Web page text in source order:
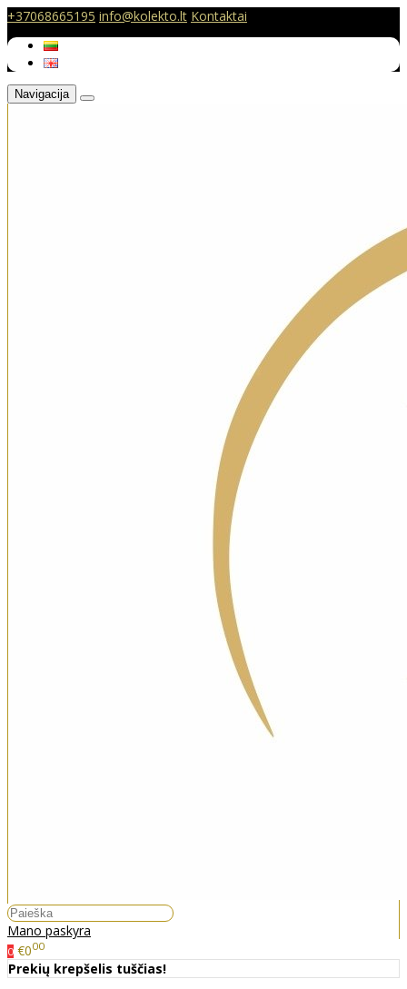
+37068665195 info@kolekto.lt Kontaktai
Navigacija
Mano paskyra
0 €000
Prekių krepšelis tuščias!